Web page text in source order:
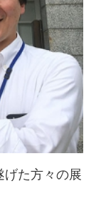
げた方々の展